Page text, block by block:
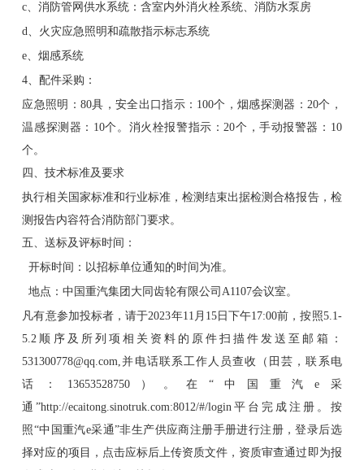
c、消防管网供水系统：含室内外消火栓系统、消防水泵房
d、火灾应急照明和疏散指示标志系统
e、烟感系统
4、配件采购：
应急照明：80具，安全出口指示：100个，烟感探测器：20个，
温感探测器：10个。消火栓报警指示：20个，手动报警器：10
个。
四、技术标准及要求
执行相关国家标准和行业标准，检测结束出据检测合格报告，检
测报告内容符合消防部门要求。
五、送标及评标时间：
开标时间：以招标单位通知的时间为准。
地点：中国重汽集团大同齿轮有限公司A1107会议室。
凡有意参加投标者，请于2023年11月15日下午17:00前，按照5.1-
5.2顺序及所列项相关资料的原件扫描件发送至邮箱：
531300778@qq.com,并电话联系工作人员查收（田芸，联系电
话：13653528750）。在“中国重汽e采
通”http://ecaitong.sinotruk.com:8012/#/login平台完成注册。按
照“中国重汽e采通”非生产供应商注册手册进行注册，登录后选
择对应的项目，点击应标后上传资质文件，资质审查通过即为报